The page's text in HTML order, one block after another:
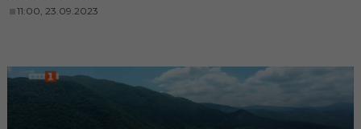
11:00, 23.09.2023